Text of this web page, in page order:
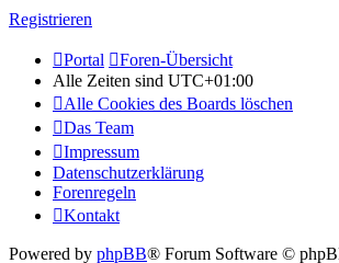
Registrieren
Portal
Foren-Übersicht
Alle Zeiten sind UTC+01:00
Alle Cookies des Boards löschen
Das Team
Impressum
Datenschutzerklärung
Forenregeln
Kontakt
Powered by phpBB® Forum Software ©